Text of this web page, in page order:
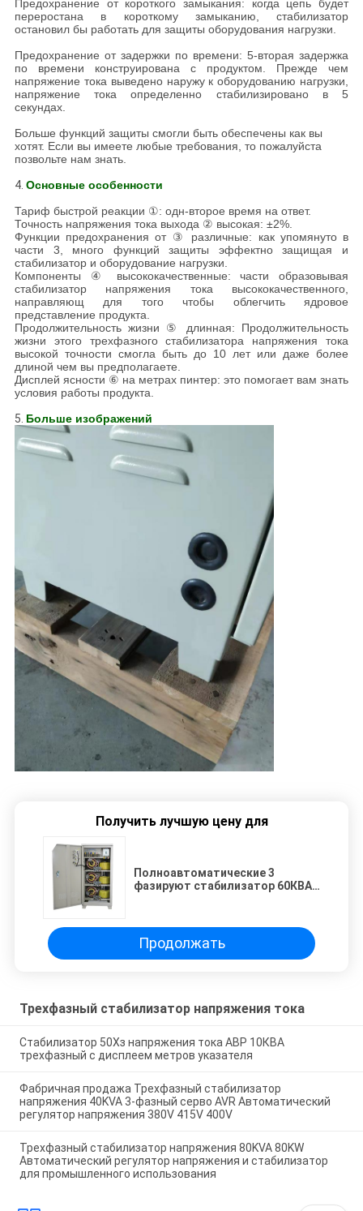
Предохранение от короткого замыкания: когда цепь будет
переростана в короткому замыканию, стабилизатор
остановил бы работать для защиты оборудования нагрузки.
Предохранение от задержки по времени: 5-вторая задержка
по времени конструирована с продуктом. Прежде чем
напряжение тока выведено наружу к оборудованию нагрузки,
напряжение тока определенно стабилизировано в 5
секундах.
Больше функций защиты смогли быть обеспечены как вы
хотят. Если вы имеете любые требования, то пожалуйста
позвольте нам знать.
4. Основные особенности
Тариф быстрой реакции ①: одн-второе время на ответ.
Точность напряжения тока выхода ② высокая: ±2%.
Функции предохранения от ③ различные: как упомянуто в
части 3, много функций защиты эффектно защищая и
стабилизатор и оборудование нагрузки.
Компоненты ④ высококачественные: части образовывая
стабилизатор напряжения тока высококачественного,
направляющ для того чтобы облегчить ядровое
представление продукта.
Продолжительность жизни ⑤ длинная: Продолжительность
жизни этого трехфазного стабилизатора напряжения тока
высокой точности смогла быть до 10 лет или даже более
длиной чем вы предполагаете.
Дисплей ясности ⑥ на метрах пинтер: это помогает вам знать
условия работы продукта.
5. Больше изображений
Получить лучшую цену для
Полноавтоматические 3
фазируют стабилизатор 60КВА
Продолжать
Трехфазный стабилизатор напряжения тока
Стабилизатор 50Хз напряжения тока АВР 10КВА
трехфазный с дисплеем метров указателя
Фабричная продажа Трехфазный стабилизатор
напряжения 40KVA 3-фазный серво AVR Автоматический
регулятор напряжения 380V 415V 400V
Трехфазный стабилизатор напряжения 80KVA 80KW
Автоматический регулятор напряжения и стабилизатор
для промышленного использования